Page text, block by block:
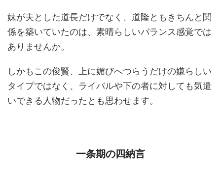
妹が夫とした道長だけでなく、道隆ともきちんと関
係を築いていたのは、素晴らしいバランス感覚では
ありませんか。
しかもこの俊賢、上に媚びへつらうだけの嫌らしい
タイプではなく、ライバルや下の者に対しても気遣
いできる人物だったとも思わせます。
一条期の四納言